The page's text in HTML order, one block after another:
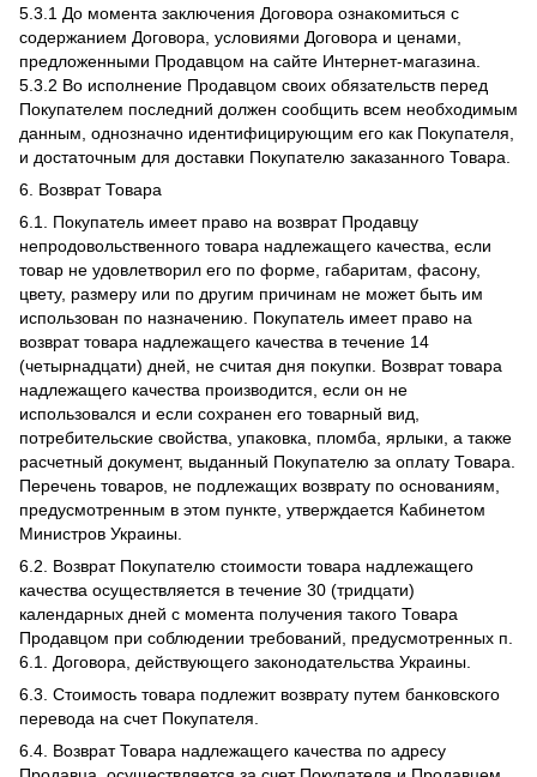
5.3.1 До момента заключения Договора ознакомиться с
содержанием Договора, условиями Договора и ценами,
предложенными Продавцом на сайте Интернет-магазина.
5.3.2 Во исполнение Продавцом своих обязательств перед
Покупателем последний должен сообщить всем необходимым
данным, однозначно идентифицирующим его как Покупателя,
и достаточным для доставки Покупателю заказанного Товара.
6. Возврат Товара
6.1. Покупатель имеет право на возврат Продавцу
непродовольственного товара надлежащего качества, если
товар не удовлетворил его по форме, габаритам, фасону,
цвету, размеру или по другим причинам не может быть им
использован по назначению. Покупатель имеет право на
возврат товара надлежащего качества в течение 14
(четырнадцати) дней, не считая дня покупки. Возврат товара
надлежащего качества производится, если он не
использовался и если сохранен его товарный вид,
потребительские свойства, упаковка, пломба, ярлыки, а также
расчетный документ, выданный Покупателю за оплату Товара.
Перечень товаров, не подлежащих возврату по основаниям,
предусмотренным в этом пункте, утверждается Кабинетом
Министров Украины.
6.2. Возврат Покупателю стоимости товара надлежащего
качества осуществляется в течение 30 (тридцати)
календарных дней с момента получения такого Товара
Продавцом при соблюдении требований, предусмотренных п.
6.1. Договора, действующего законодательства Украины.
6.3. Стоимость товара подлежит возврату путем банковского
перевода на счет Покупателя.
6.4. Возврат Товара надлежащего качества по адресу